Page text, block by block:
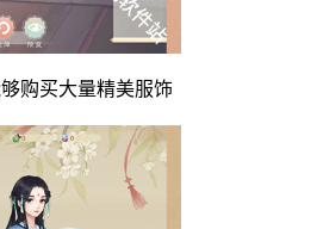
购买大量精美服饰